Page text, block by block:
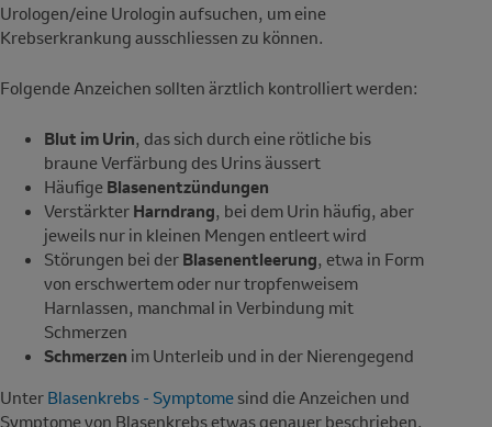
Urologen/eine Urologin aufsuchen, um eine
Krebserkrankung ausschliessen zu können.
Folgende Anzeichen sollten ärztlich kontrolliert werden:
Blut im Urin, das sich durch eine rötliche bis
braune Verfärbung des Urins äussert
Häufige Blasenentzündungen
Verstärkter Harndrang, bei dem Urin häufig, aber
jeweils nur in kleinen Mengen entleert wird
Störungen bei der Blasenentleerung, etwa in Form
von erschwertem oder nur tropfenweisem
Harnlassen, manchmal in Verbindung mit
Schmerzen
Schmerzen im Unterleib und in der Nierengegend
Unter Blasenkrebs - Symptome sind die Anzeichen und
Symptome von Blasenkrebs etwas genauer beschrieben.